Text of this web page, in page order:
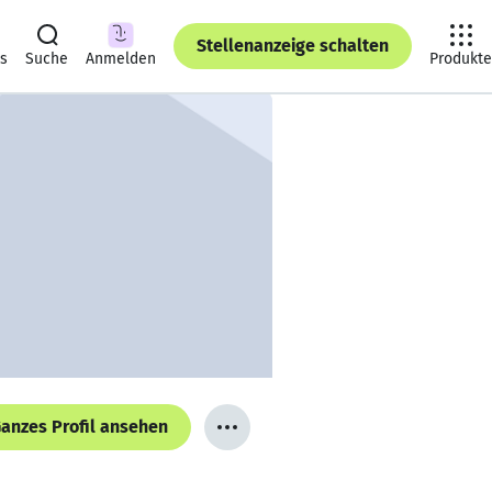
Suche Anmelden
Stellenanzeige schalten
Produkte
Profil ansehen